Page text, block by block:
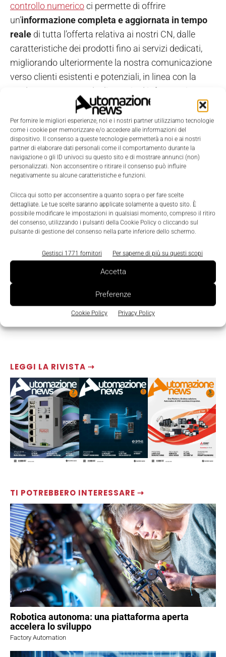
Per fornire le migliori esperienze, noi e i nostri partner utilizziamo tecnologie
come i cookie per memorizzare e/o accedere alle informazioni del
dispositivo. Il consenso a queste tecnologie permetterà a noi e ai nostri
partner di elaborare dati personali come il comportamento durante la
navigazione o gli ID univoci su questo sito e di mostrare annunci (non)
personalizzati. Non acconsentire o ritirare il consenso può influire
negativamente su alcune caratteristiche e funzioni.
Clicca qui sotto per acconsentire a quanto sopra o per fare scelte
dettagliate. Le tue scelte saranno applicate solamente a questo sito. È
possibile modificare le impostazioni in qualsiasi momento, compreso il ritiro
del consenso, utilizzando i pulsanti della Cookie Policy o cliccando sul
pulsante di gestione del consenso nella parte inferiore dello schermo.
Gestisci 1771 fornitori Per saperne di più su questi scopi
Accetta
Preferenze
Cookie Policy Privacy Policy
LEGGI LA RIVISTA ⇢
TI POTREBBERO INTERESSARE ⇢
Robotica autonoma: una piattaforma aperta
accelera lo sviluppo
Factory Automation
controllo numericoci permette di offrire
un’informazione completa e aggiornata in tempo
reale di tutta l’offerta relativa ai nostri CN, dalle
caratteristiche dei prodotti fino ai servizi dedicati,
migliorando ulteriormente la nostra comunicazione
verso clienti esistenti e potenziali, in linea con la
tendenza crescente degli utenti ad informarsi
attraverso Internet e gli strumenti digitali in genere”,
dichiaraPaolo Soroldoni, Mechatronics CNC
Managerdi Mitsubishi Electric.
TAGS CNC Mitsubishi Electric sito web